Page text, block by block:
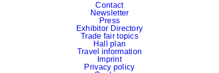
Contact
Newsletter
Press
Exhibitor Directory
Trade fair topics
Hall plan
Travel information
Imprint
Privacy policy